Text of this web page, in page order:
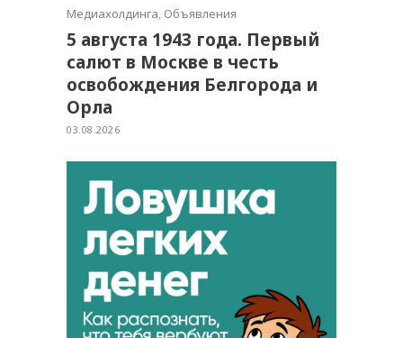
Медиахолдинга, Объявления
5 августа 1943 года. Первый
салют в Москве в честь
освобождения Белгорода и
Орла
03.08.2026